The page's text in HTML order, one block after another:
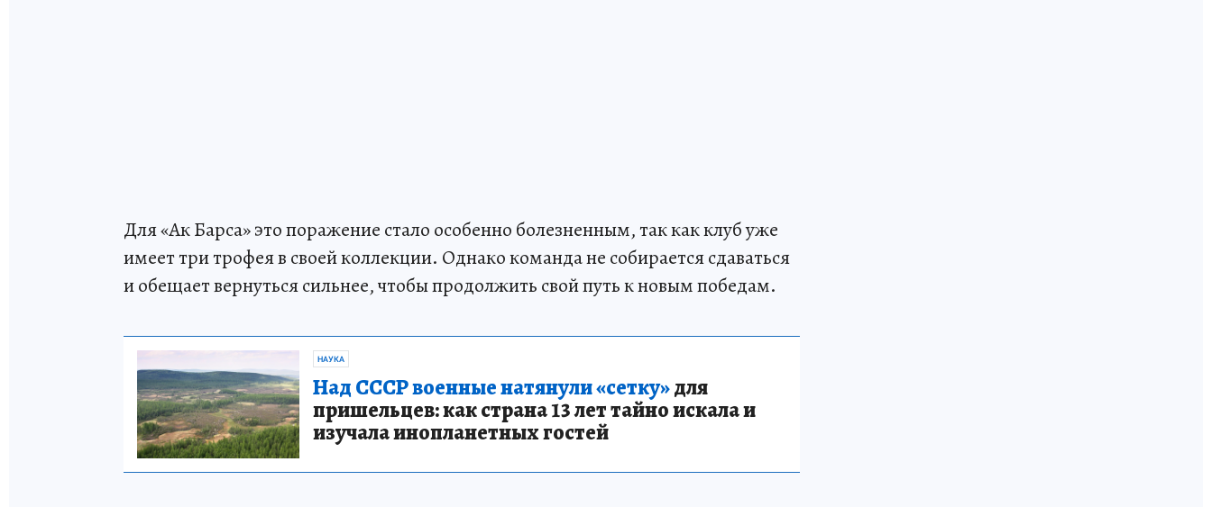
Для «Ак Барса» это поражение стало особенно болезненным, так как клуб уже
имеет три трофея в своей коллекции. Однако команда не собирается сдаваться
и обещает вернуться сильнее, чтобы продолжить свой путь к новым победам.
НАУКА
Над СССР военные натянули «сетку»для
пришельцев: как страна 13 лет тайно искала и
изучала инопланетных гостей